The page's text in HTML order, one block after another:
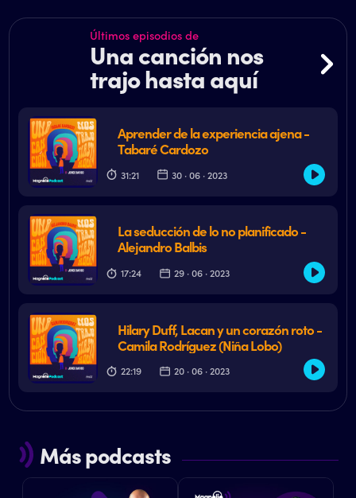
Últimos episodios de
Una canción nos
trajo hasta aquí
Aprender de la experiencia ajena -
Tabaré Cardozo
31:21 30 · 06 · 2023
La seducción de lo no planificado -
Alejandro Balbis
17:24 29 · 06 · 2023
Hilary Duff, Lacan y un corazón roto -
Camila Rodríguez (Niña Lobo)
22:19 20 · 06 · 2023
Más podcasts